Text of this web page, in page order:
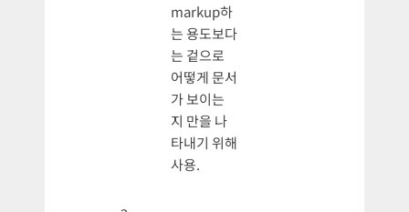
markup하
는 용도보다
는 겉으로
어떻게 문서
가 보이는
지 만을 나
타내기 위해
사용.